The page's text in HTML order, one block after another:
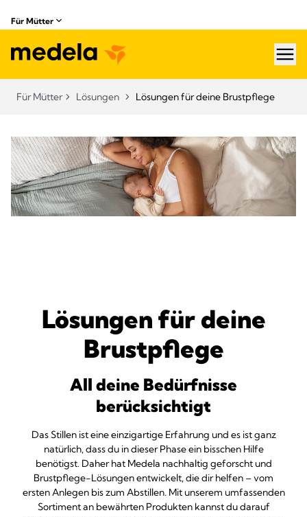
Für Mütter
Für Mütter Lösungen Lösungen für deine Brustpflege
Lösungen für deine
Brustpflege
All deine Bedürfnisse
berücksichtigt
Das Stillen ist eine einzigartige Erfahrung und es ist ganz
natürlich, dass du in dieser Phase ein bisschen Hilfe
benötigst. Daher hat Medela nachhaltig geforscht und
Brustpflege-Lösungen entwickelt, die dir helfen – vom
ersten Anlegen bis zum Abstillen. Mit unserem umfassenden
Sortiment an bewährten Produkten kannst du darauf